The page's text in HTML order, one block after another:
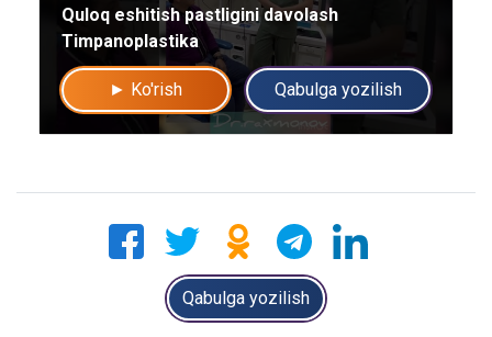
Quloq eshitish pastligini davolash
Timpanoplastika
► Ko'rish Qabulga yozilish
Qabulga yozilish